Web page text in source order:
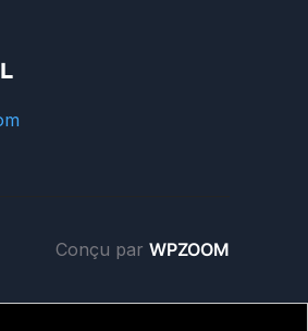
Conçu par WPZOOM